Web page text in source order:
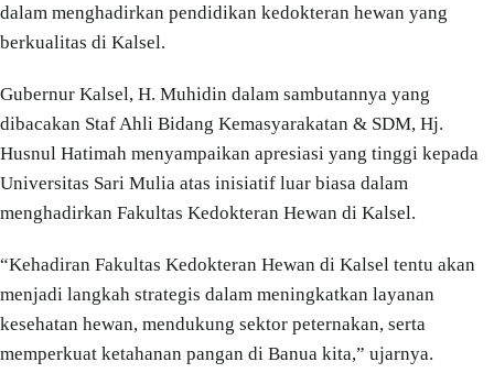
dalam menghadirkan pendidikan kedokteran hewan yang
berkualitas di Kalsel.
Gubernur Kalsel, H. Muhidin dalam sambutannya yang
dibacakan Staf Ahli Bidang Kemasyarakatan & SDM, Hj.
Husnul Hatimah menyampaikan apresiasi yang tinggi kepada
Universitas Sari Mulia atas inisiatif luar biasa dalam
menghadirkan Fakultas Kedokteran Hewan di Kalsel.
“Kehadiran Fakultas Kedokteran Hewan di Kalsel tentu akan
menjadi langkah strategis dalam meningkatkan layanan
kesehatan hewan, mendukung sektor peternakan, serta
memperkuat ketahanan pangan di Banua kita,” ujarnya.